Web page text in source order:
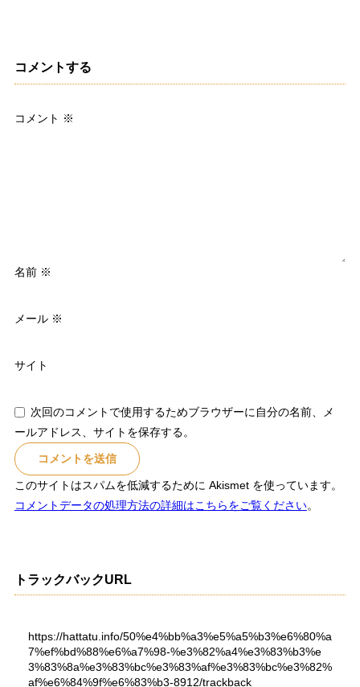
コメントする
コメント ※
名前 ※
メール ※
サイト
次回のコメントで使用するためブラウザーに自分の名前、メ
ールアドレス、サイトを保存する。
このサイトはスパムを低減するために Akismet を使っています。
コメントデータの処理方法の詳細はこちらをご覧ください。
トラックバックURL
https://hattatu.info/50%e4%bb%a3%e5%a5%b3%e6%80%a
7%ef%bd%88%e6%a7%98-%e3%82%a4%e3%83%b3%e
3%83%8a%e3%83%bc%e3%83%af%e3%83%bc%e3%82%
af%e6%84%9f%e6%83%b3-8912/trackback